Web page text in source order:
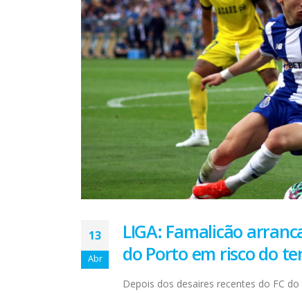
13
Abr
LIGA: Famalicão
do Porto em risco do
Depois dos desaires recentes do FC